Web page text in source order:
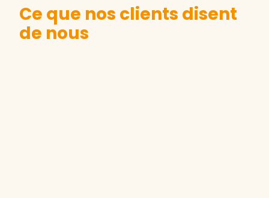
Ce que nos clients disent
de nous